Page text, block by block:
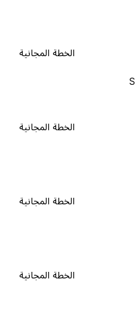
الخطة المجانية
الخطة المجانية
الخطة المجانية
الخطة المجانية